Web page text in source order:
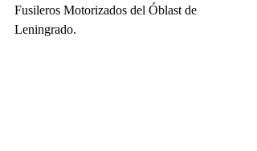
Fusileros Motorizados del Óblast de
Leningrado.